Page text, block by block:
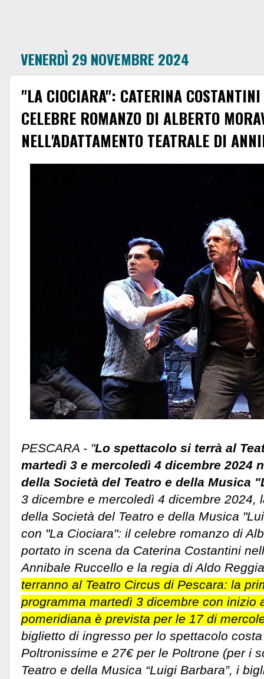
VENERDÌ 29 NOVEMBRE 2024
"LA CIOCIARA": CATERINA
CELEBRE ROMANZO DI ALBERTO
NELL'ADATTAMENTO TEATRALE DI
PESCARA - "Lo spettacolo si terrà al
martedì 3 e mercoledì 4 dicembre 2024
della Società del Teatro e della Musica
3 dicembre e mercoledì 4 dicembre 2024,
della Società del Teatro e della Musica
con "La Ciociara": il celebre romanzo di
portato in scena da Caterina Costantini
Annibale Ruccello e la regia di Aldo
terranno al Teatro Circus di Pescara: la
programma martedì 3 dicembre con inizio
pomeridiana è prevista per le 17 di
biglietto di ingresso per lo spettacolo
Poltronissime e 27€ per le Poltrone (per i
Teatro e della Musica “Luigi Barbara”, i